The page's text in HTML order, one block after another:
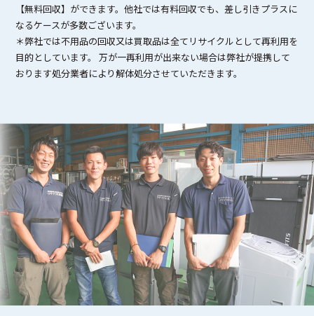
【無料回収】ができます。他社では有料回収でも、差し引きプラスに
なるケースが多数ございます。
＊弊社では不用品の回収又は買取品は全てリサイクルとして再利用を
目的としています。 万が一再利用が出来ない場合は弊社が提携して
おります処分業者により解体処分させていただきます。